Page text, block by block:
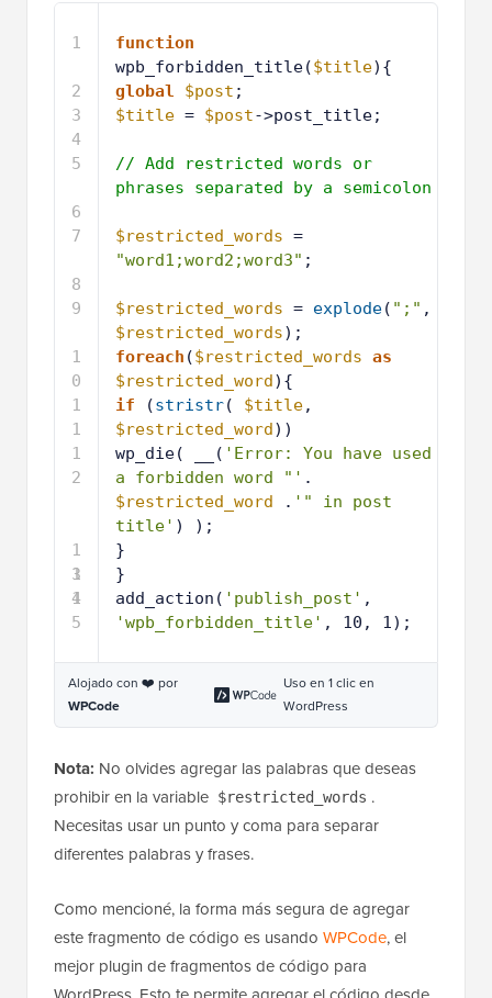
1
2
3
4
5
6
7
8
9
1
0
1
1
1
2
1
3
1
4
1
5
function
wpb_forbidden_title($title){
global
$post ;
$title = $post->post_title;
// Add restricted words or
phrases separated by a semicolon
$restricted_words
"word1;word2;word3" ;
$restricted_words = explode( ";"
$restricted_words);
foreach ($restricted_words as
$restricted_word){
if
(stristr( $title
$restricted_word))
wp_die( __( 'Error: You have used
a forbidden word "'
$restricted_word
. '" in post
title' ) );
}
}
add_action( 'publish_post'
'wpb_forbidden_title' , 10, 1);
Alojado con ❤️ por
WPCode
Uso en 1 clic en
WordPress
Nota: No olvides agregar las palabras que deseas
prohibir en la variable $restricted_words .
Necesitas usar un punto y coma para separar
diferentes palabras y frases.
Como mencioné, la forma más segura de agregar
este fragmento de código es usando WPCode, el
mejor plugin de fragmentos de código para